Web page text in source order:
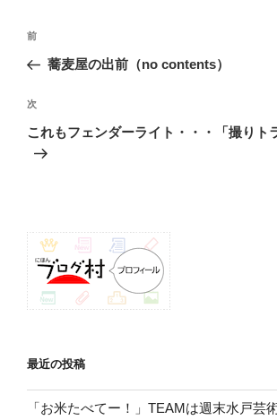
投
ナ
ビ
ゲ
ー
前
の
稿
前
蕎麦屋の出前（no contents）
次
の
次
これもフェンダーライト・・・「撮りト
最近の投稿
「お米たべてー！」TEAMは週末水戸芸